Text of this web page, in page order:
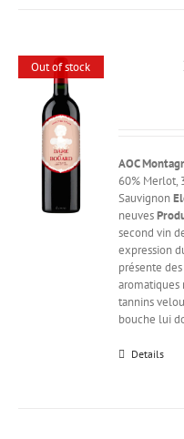
Out of stock
AOC
60% Merlot,
Sauvignon
neuves
second vin
expression
présente
aromatiques
tannins
bouche lui
Details